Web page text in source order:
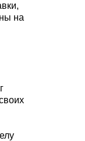
на